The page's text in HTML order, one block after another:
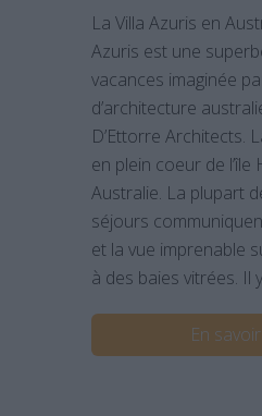
La Villa Azuris en
Azuris est une
vacances imaginée
d’architecture
D’Ettorre Architects.
en plein coeur de l’île
Australie. La plupart
séjours
et la vue imprenable
à des baies vitrées. Il
En